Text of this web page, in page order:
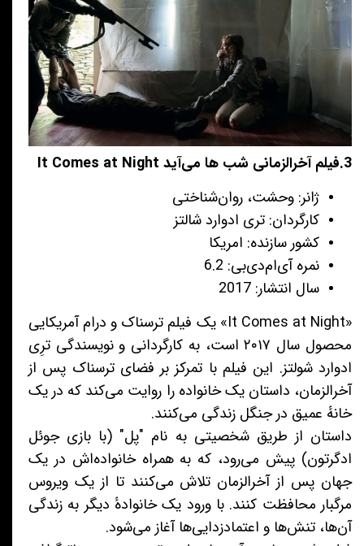
3.فیلم آخرالزمانی شب ها می‌آید It Comes at Night
ژانر: وحشت، روان‌شناختی
کارگردان: تری ادوارد شالتز
کشور سازنده: امریکا
نمره آی‌ام‌دی‌بی: 6.2
سال انتشار: 2017
«It Comes at Night» یک فیلم ترسناک و درام آمریکایی
محصول سال ۲۰۱۷ است، به کارگردانی و نویسندگی ترِی
ادوارد شولتز. این فیلم با تمرکز بر فضای ترسناک پس از
آخرالزمان، داستان یک خانواده را روایت می‌کند که در یک
خانهٔ عمیق در جنگل زندگی می‌کنند.
داستان از طریق شخصیتی به نام "پل" (با بازی جوئل
ادگرتون) پیش می‌رود، که به همراه خانواده‌اش در یک
جهان پس از آخرالزمان تلاش می‌کنند تا از یک ویروس
مرگبار محافظت کنند. با ورود یک خانوادهٔ دیگر به زندگی
آن‌ها، تنش‌ها و اعتمادزدایی‌ها آغاز می‌شود.